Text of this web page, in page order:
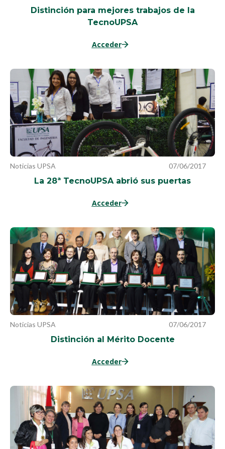
Distinción para mejores trabajos de la
TecnoUPSA
Acceder
Noticias UPSA 07/06/2017
La 28ª TecnoUPSA abrió sus puertas
Acceder
Noticias UPSA 07/06/2017
Distinción al Mérito Docente
Acceder